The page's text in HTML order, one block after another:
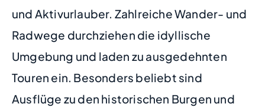
und Aktivurlauber. Zahlreiche Wander- und
Radwege durchziehen die idyllische
Umgebung und laden zu ausgedehnten
Touren ein. Besonders beliebt sind
Ausflüge zu den historischen Burgen und